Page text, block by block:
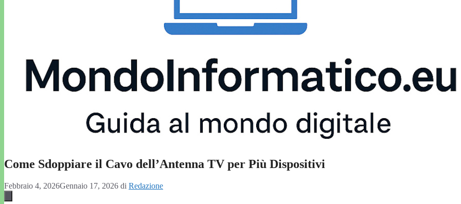
Come Sdoppiare il Cavo dell’Antenna TV per Più Dispositivi
Febbraio 4, 2026Gennaio 17, 2026 di Redazione